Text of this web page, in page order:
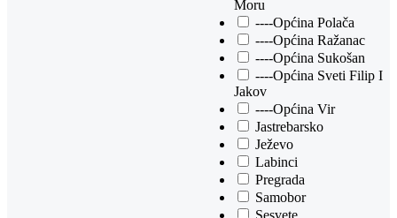
Moru
----Općina Polača
----Općina Ražanac
----Općina Sukošan
----Općina Sveti Filip I
Jakov
----Općina Vir
Jastrebarsko
Ježevo
Labinci
Pregrada
Samobor
Sesvete